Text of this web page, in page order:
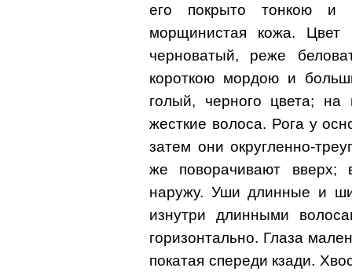
его покрыто тонкою и
морщинистая кожа. Цвет
черноватый, реже
короткою мордою и
голый, черного цвета;
жесткие волоса. Рога у
затем они округленно-
же поворачивают
наружу. Уши длинные и
изнутри длинными
горизонтально. Глаза
покатая спереди кзади.